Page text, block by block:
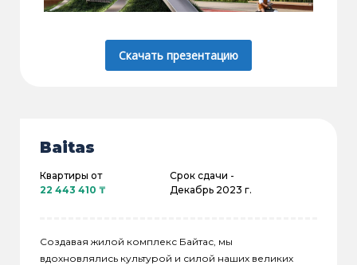
Скачать презентацию
Baitas
Квартиры от
22 443 410 ₸
Срок сдачи -
Декабрь 2023 г.
Создавая жилой комплекс Байтас, мы
вдохновлялись культурой и силой наших великих